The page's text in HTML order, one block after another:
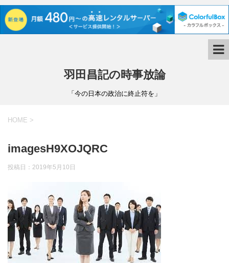
羽田昌記の時事放論
「今の日本の政治に終止符を」
HOME >
imagesH9XOJQRC
投稿日： 2019年5月10日